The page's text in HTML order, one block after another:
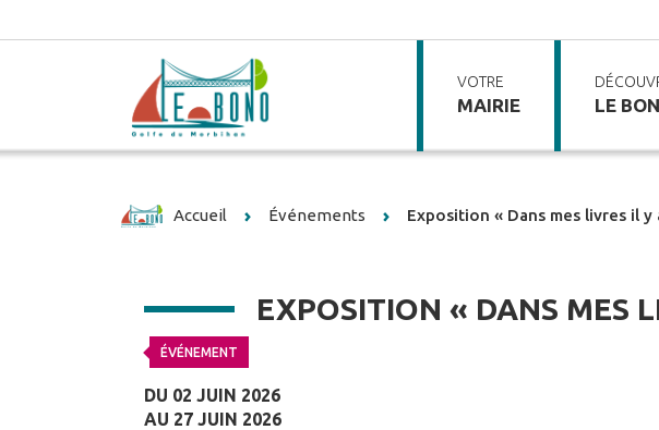
VOTRE
MAIRIE LE
Accueil Événements Exposition « Dans mes livres il
EXPOSITION « DANS MES
ÉVÉNEMENT
DU 02 JUIN 2026
AU 27 JUIN 2026